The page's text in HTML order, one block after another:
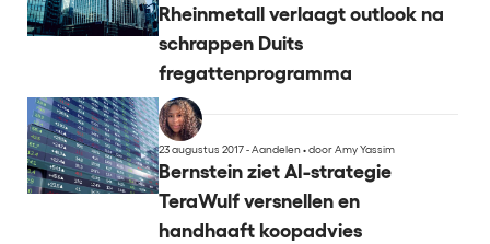
Rheinmetall verlaagt outlook na
schrappen Duits
fregattenprogramma
23 augustus 2017 - Aandelen•door Amy Yassim
Bernstein ziet AI-strategie
TeraWulf versnellen en
handhaaft koopadvies